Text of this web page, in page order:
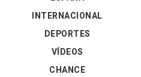
INTERNACIONAL
DEPORTES
VÍDEOS
CHANCE